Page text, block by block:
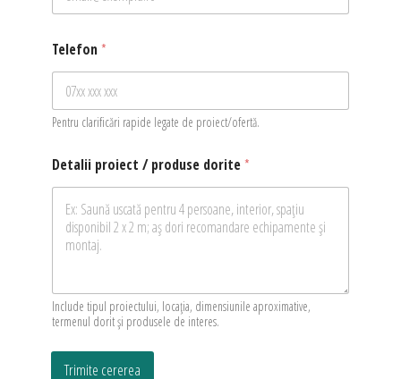
/
N
m
e
Telefon *
Pentru clarificări rapide legate de proiect/ofertă.
Detalii proiect / produse dorite *
Include tipul proiectului, locația, dimensiunile aproximative,
termenul dorit și produsele de interes.
Trimite cererea